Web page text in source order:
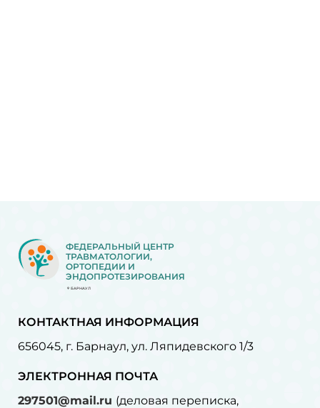
ФЕДЕРАЛЬНЫЙ ЦЕНТР
ТРАВМАТОЛОГИИ,
ОРТОПЕДИИ И
ЭНДОПРОТЕЗИРОВАНИЯ
БАРНАУЛ
КОНТАКТНАЯ ИНФОРМАЦИЯ
656045, г. Барнаул, ул. Ляпидевского 1/3
ЭЛЕКТРОННАЯ ПОЧТА
297501@mail.ru (деловая переписка,